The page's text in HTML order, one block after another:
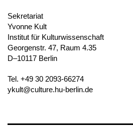
Sekretariat
Yvonne Kult
Institut für Kulturwissenschaft
Georgenstr. 47, Raum 4.35
D–10117 Berlin
Tel. +49 30 2093-66274
ykult@culture.hu-berlin.de